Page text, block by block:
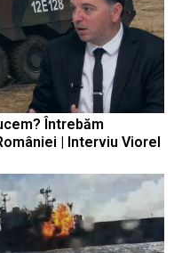
Întrebăm
| Interviu Viorel